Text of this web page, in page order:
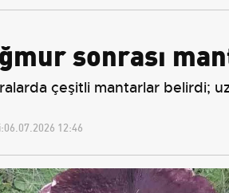
sonrası
çeşitli mantarlar belirdi;
06.07.2026 12:46